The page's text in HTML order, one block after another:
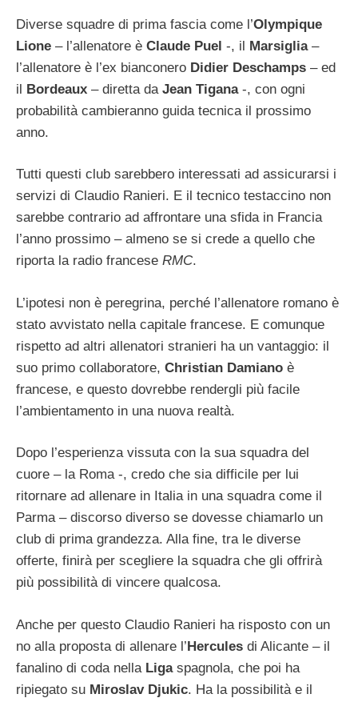
Diverse squadre di prima fascia come l’Olympique
Lione – l’allenatore è Claude Puel -, il Marsiglia–
l’allenatore è l’ex bianconero Didier Deschamps – ed
il Bordeaux – diretta da Jean Tigana-, con ogni
probabilità cambieranno guida tecnica il prossimo
anno.
Tutti questi club sarebbero interessati ad assicurarsi i
servizi di Claudio Ranieri. E il tecnico testaccino non
sarebbe contrario ad affrontare una sfida in Francia
l’anno prossimo – almeno se si crede a quello che
riporta la radio francese RMC.
L’ipotesi non è peregrina, perché l’allenatore romano è
stato avvistato nella capitale francese. E comunque
rispetto ad altri allenatori stranieri ha un vantaggio: il
suo primo collaboratore, Christian Damiano è
francese, e questo dovrebbe rendergli più facile
l’ambientamento in una nuova realtà.
Dopo l’esperienza vissuta con la sua squadra del
cuore – la Roma -, credo che sia difficile per lui
ritornare ad allenare in Italia in una squadra come il
Parma – discorso diverso se dovesse chiamarlo un
club di prima grandezza. Alla fine, tra le diverse
offerte, finirà per scegliere la squadra che gli offrirà
più possibilità di vincere qualcosa.
Anche per questo Claudio Ranieri ha risposto con un
no alla proposta di allenare l’Hercules di Alicante – il
fanalino di coda nella Ligaspagnola, che poi ha
ripiegato su Miroslav Djukic. Ha la possibilità e il